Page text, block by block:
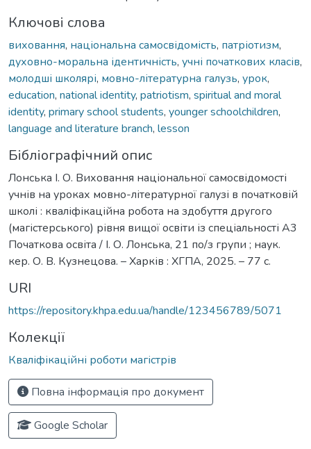
Ключові слова
виховання, національна самосвідомість, патріотизм,
духовно-моральна ідентичність, учні початкових класів,
молодші школярі, мовно-літературна галузь, урок,
education, national identity, patriotism, spiritual and moral
identity, primary school students, younger schoolchildren,
language and literature branch, lesson
Бібліографічний опис
Лонська І. О. Виховання національної самосвідомості
учнів на уроках мовно-літературної галузі в початковій
школі : кваліфікаційна робота на здобуття другого
(магістерського) рівня вищої освіти із спеціальності А3
Початкова освіта / І. О. Лонська, 21 по/з групи ; наук.
кер. О. В. Кузнецова. – Харків : ХГПА, 2025. – 77 с.
URI
https://repository.khpa.edu.ua/handle/123456789/5071
Колекції
Кваліфікаційні роботи магістрів
Повна інформація про документ
Google Scholar